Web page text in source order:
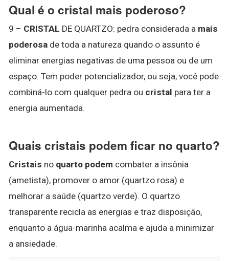
Qual é o cristal mais poderoso?
9 – CRISTAL DE QUARTZO: pedra considerada a mais
poderosa de toda a natureza quando o assunto é
eliminar energias negativas de uma pessoa ou de um
espaço. Tem poder potencializador, ou seja, você pode
combiná-lo com qualquer pedra ou cristal para ter a
energia aumentada.
Quais cristais podem ficar no quarto?
Cristais no quarto podem combater a insônia
(ametista), promover o amor (quartzo rosa) e
melhorar a saúde (quartzo verde). O quartzo
transparente recicla as energias e traz disposição,
enquanto a água-marinha acalma e ajuda a minimizar
a ansiedade.